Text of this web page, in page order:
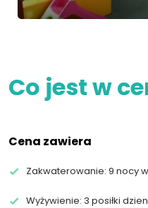
Co jest w
Cena zawiera
Zakwaterowanie: 9 nocy
Wyżywienie: 3 posiłki